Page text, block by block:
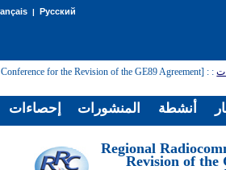
| Русский
:
Conference for the Revision of the GE89 Agreement
[Regional
Revision of the
إحصاءات المنشورات أنشطة